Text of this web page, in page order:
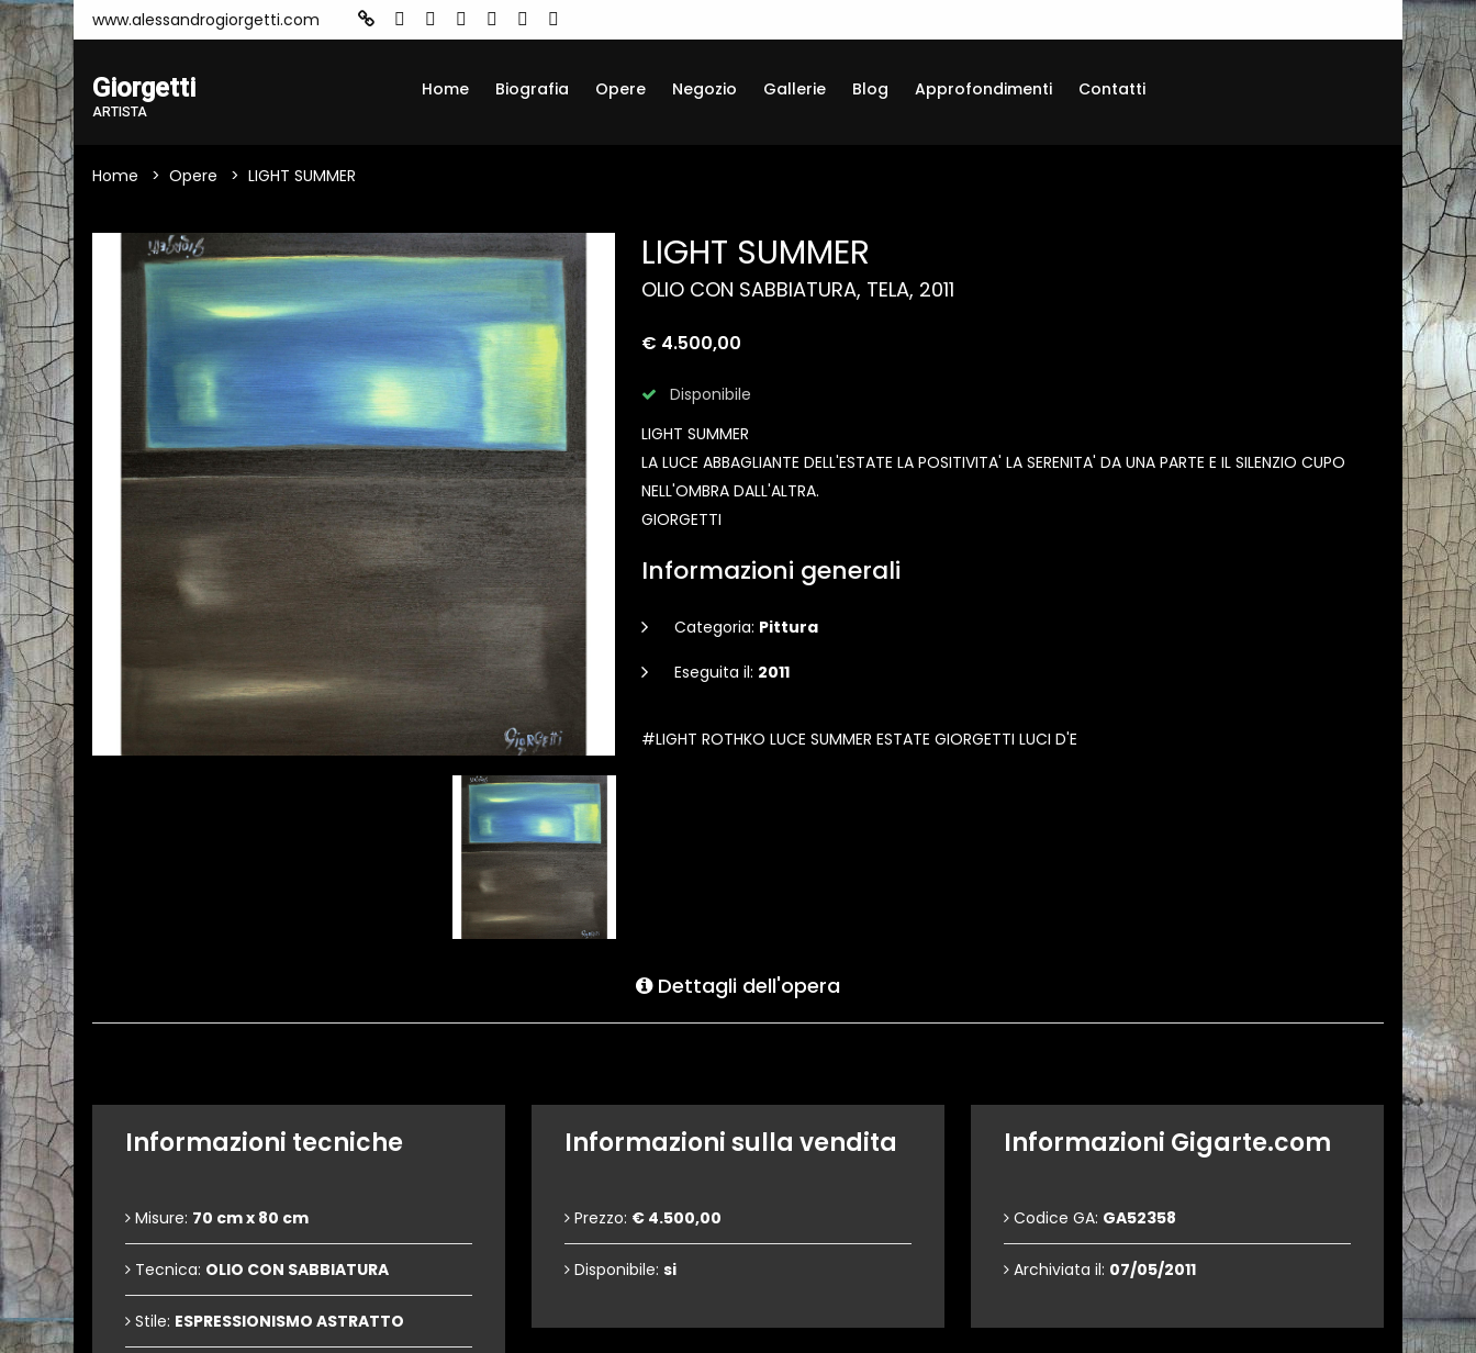
www.alessandrogiorgetti.com
Giorgetti
ARTISTA
Home Biografia Opere Negozio Gallerie Blog Approfondimenti Contatti
Home Opere LIGHT SUMMER
LIGHT SUMMER
OLIO CON SABBIATURA, TELA, 2011
€ 4.500,00
Disponibile
LIGHT SUMMER
LA LUCE ABBAGLIANTE DELL'ESTATE LA POSITIVITA' LA SERENITA' DA UNA PARTE E IL SILENZIO CUPO
NELL'OMBRA DALL'ALTRA.
GIORGETTI
Informazioni generali
Categoria: Pittura
Eseguita il: 2011
#LIGHT ROTHKO LUCE SUMMER ESTATE GIORGETTI LUCI D'E
Dettagli dell'opera
Informazioni tecniche
Misure: 70 cm x 80 cm
Tecnica: OLIO CON SABBIATURA
Stile: ESPRESSIONISMO ASTRATTO
Informazioni sulla vendita
Prezzo: € 4.500,00
Disponibile: si
Informazioni Gigarte.com
Codice GA: GA52358
Archiviata il: 07/05/2011